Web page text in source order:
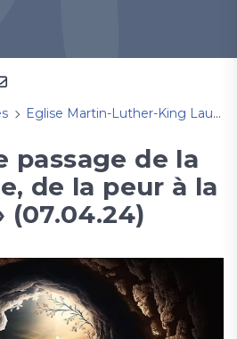
Eglise Martin-Luther-King Lausanne
passage de la
de la peur à la
(07.04.24)